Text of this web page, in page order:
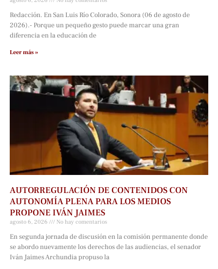
Redacción. En San Luis Río Colorado, Sonora (06 de agosto de
2026).- Porque un pequeño gesto puede marcar una gran
diferencia en la educación de
Leer más »
AUTORREGULACIÓN DE CONTENIDOS CON
AUTONOMÍA PLENA PARA LOS MEDIOS
PROPONE IVÁN JAIMES
agosto 6, 2026 No hay comentarios
En segunda jornada de discusión en la comisión permanente donde
se abordo nuevamente los derechos de las audiencias, el senador
Iván Jaimes Archundia propuso la